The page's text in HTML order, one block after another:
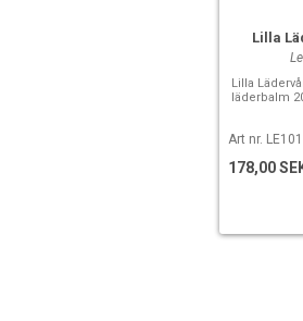
Lilla
Lilla
läderbalm
Art nr.
178,00